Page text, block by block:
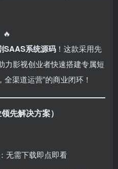
🔥
SAAS系统源码 ！这款采用先
力影视创业者快速搭建专属短
渠道运营”的商业闭环！
先解决方案）
：无需下载即点即看